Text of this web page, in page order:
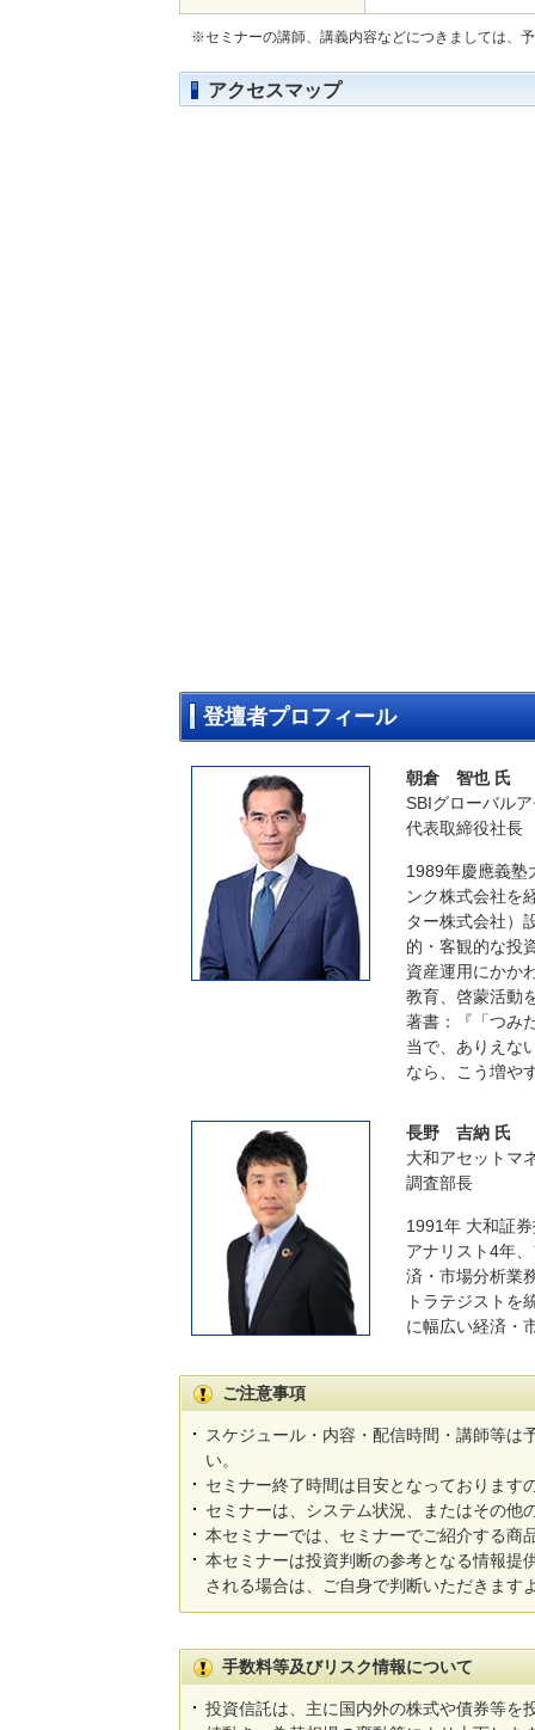
※セミナーの講師、講義内容などにつきましては、
アクセスマップ
登壇者プロフィール
朝倉 智也 氏
SBIグローバル
代表取締役社長
1989年慶應義塾
ンク株式会社を
ター株式会社）
的・客観的な投
資産運用にかか
教育、啓蒙活動
著書：『「つみ
当で、ありえな
なら、こう増や
長野 吉納 氏
大和アセットマ
調査部長
1991年 大和証
アナリスト4年
済・市場分析業
トラテジストを
に幅広い経済・
ご注意事項
スケジュール・内容・配信時間・講師等
い。
セミナー終了時間は目安となっております
セミナーは、システム状況、またはその他
本セミナーでは、セミナーでご紹介する商
本セミナーは投資判断の参考となる情報提
される場合は、ご自身で判断いただきます
手数料等及びリスク情報について
投資信託は、主に国内外の株式や債券等を